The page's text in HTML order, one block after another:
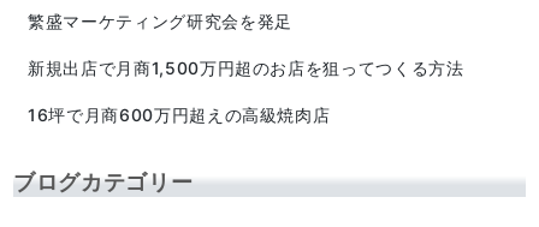
繁盛マーケティング研究会を発足
新規出店で月商1,500万円超のお店を狙ってつくる方法
16坪で月商600万円超えの高級焼肉店
ブログカテゴリー